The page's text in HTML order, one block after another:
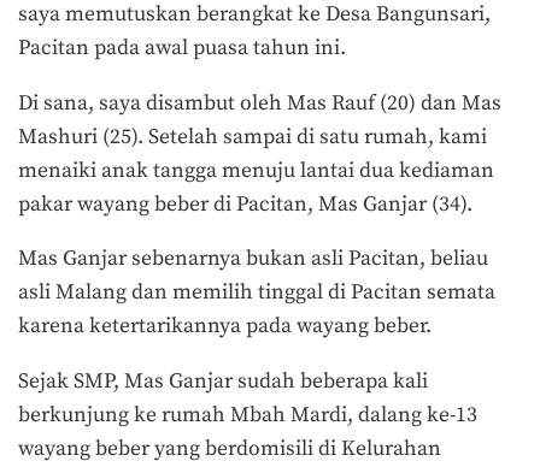
saya memutuskan berangkat ke Desa Bangunsari,
Pacitan pada awal puasa tahun ini.
Di sana, saya disambut oleh Mas Rauf (20) dan Mas
Mashuri (25). Setelah sampai di satu rumah, kami
menaiki anak tangga menuju lantai dua kediaman
pakar wayang beber di Pacitan, Mas Ganjar (34).
Mas Ganjar sebenarnya bukan asli Pacitan, beliau
asli Malang dan memilih tinggal di Pacitan semata
karena ketertarikannya pada wayang beber.
Sejak SMP, Mas Ganjar sudah beberapa kali
berkunjung ke rumah Mbah Mardi, dalang ke-13
wayang beber yang berdomisili di Kelurahan